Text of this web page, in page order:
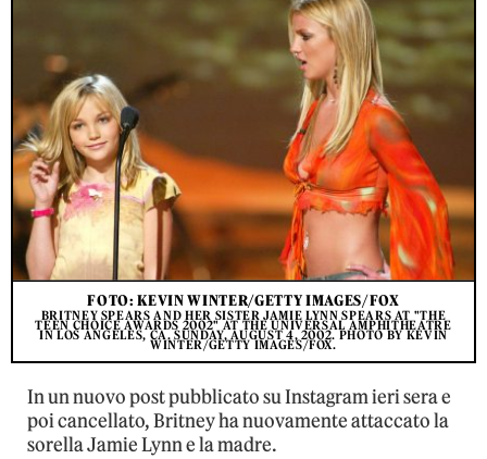
FOTO: KEVIN WINTER/GETTY IMAGES/FOX
BRITNEY SPEARS AND HER SISTER JAMIE LYNN SPEARS AT "THE
TEEN CHOICE AWARDS 2002" AT THE UNIVERSAL AMPHITHEATRE
IN LOS ANGELES, CA. SUNDAY, AUGUST 4, 2002. PHOTO BY KEVIN
WINTER/GETTY IMAGES/FOX.
In un nuovo post pubblicato su Instagram ieri sera e
poi cancellato, Britney ha nuovamente attaccato la
sorella Jamie Lynn e la madre.